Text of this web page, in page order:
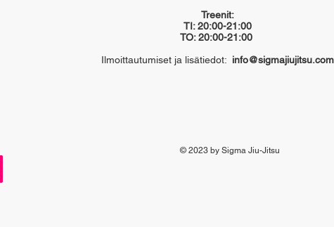
Treenit:
TI: 20:00-21:00
TO: 20:00-21:00
Ilmoittautumiset ja lisätiedot: info@sigmajiujitsu.com
© 2023 by Sigma Jiu-Jitsu